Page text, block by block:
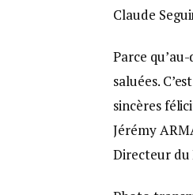
Claude
Parce
saluées.
sincères
Jérémy
Directeur du